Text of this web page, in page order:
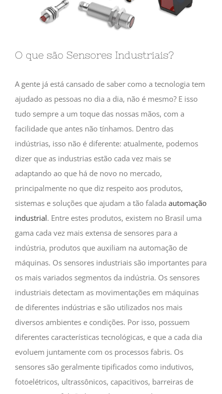
O que são Sensores Industriais?
A gente já está cansado de saber como a tecnologia tem
ajudado as pessoas no dia a dia, não é mesmo? E isso
tudo sempre a um toque das nossas mãos, com a
facilidade que antes não tínhamos. Dentro das
indústrias, isso não é diferente: atualmente, podemos
dizer que as industrias estão cada vez mais se
adaptando ao que há de novo no mercado,
principalmente no que diz respeito aos produtos,
sistemas e soluções que ajudam a tão falada automação
industrial. Entre estes produtos, existem no Brasil uma
gama cada vez mais extensa de sensores para a
indústria, produtos que auxiliam na automação de
máquinas. Os sensores industriais são importantes para
os mais variados segmentos da indústria. Os sensores
industriais detectam as movimentações em máquinas
de diferentes indústrias e são utilizados nos mais
diversos ambientes e condições. Por isso, possuem
diferentes características tecnológicas, e que a cada dia
evoluem juntamente com os processos fabris. Os
sensores são geralmente tipificados como indutivos,
fotoelétricos, ultrassônicos, capacitivos, barreiras de